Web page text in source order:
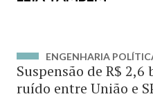
ENGENHARIA
Suspensão de R$
ruído entre União e